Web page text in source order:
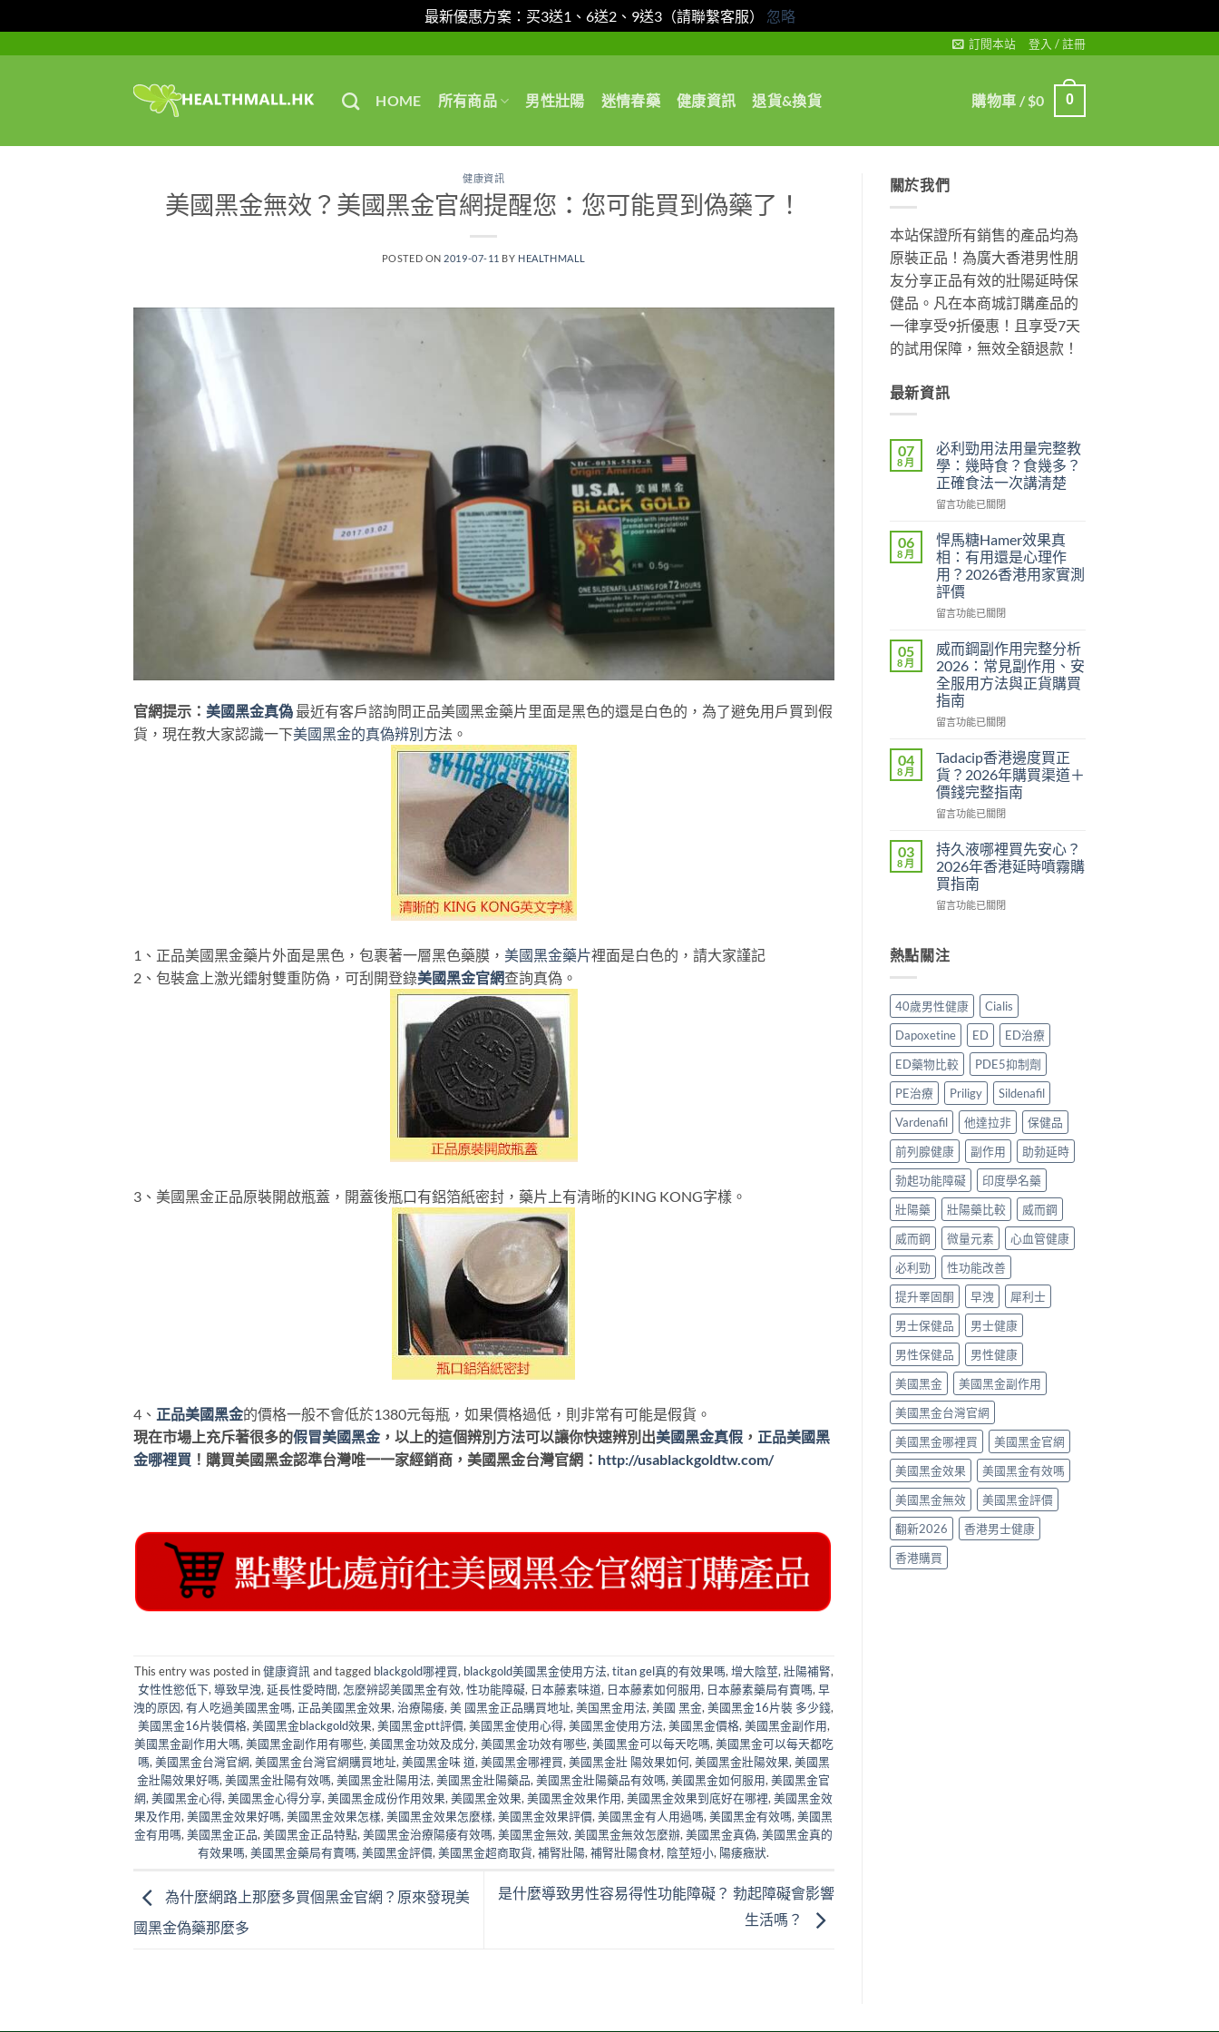
最新優惠方案：买3送1、6送2、9送3（請聯繫客服） 忽略
訂閱本站 登入 / 註冊
HOME 所有商品 男性壯陽 迷情春藥 健康資訊 退貨&換貨 購物車 /$0 0
健康資訊
美國黑金無效？美國黑金官網提醒您：您可能買到偽藥了！
POSTED ON 2019-07-11 BY HEALTHMALL
官網提示： 美國黑金真偽 最近有客戶諮詢問正品美國黑金藥片里面是黑色的還是白色的，為了避免用戶買到假
貨，現在教大家認識一下美國黑金的真偽辨別方法。
1、正品美國黑金藥片外面是黑色，包裹著一層黑色藥膜， 美國黑金藥片裡面是白色的，請大家謹記
2、包裝盒上激光鐳射雙重防偽，可刮開登錄美國黑金官網查詢真偽。
3、美國黑金正品原裝開啟瓶蓋，開蓋後瓶口有鋁箔紙密封，藥片上有清晰的KING KONG字樣。
4、 正品美國黑金的價格一般不會低於1380元每瓶，如果價格過低，則非常有可能是假貨。
現在市場上充斥著很多的假冒美國黑金 ，以上的這個辨別方法可以讓你快速辨別出美國黑金真假 ， 正品美國黑
金哪裡買 ！購買美國黑金認準台灣唯一一家經銷商，美國黑金台灣官網： http://usablackgoldtw.com/
This entry was posted in健康資訊and tagged blackgold哪裡買, blackgold美國黑金使用方法,titan gel真的有效果嗎,增大陰莖,壯陽補腎,
女性性慾低下,導致早洩,延長性愛時間, 怎麼辨認美國黑金有效,性功能障礙, 日本藤素味道, 日本藤素如何服用, 日本藤素藥局有賣嗎,早
洩的原因,有人吃過美國黑金嗎, 正品美國黑金效果,治療陽痿,美 國黑金正品購買地址,美国黑金用法,美國 黑金,美國黑金16片裝 多少錢,
美國黑金16片裝價格,美國黑金blackgold效果,美國黑金ptt評價,美國黑金使用心得,美國黑金使用方法,美國黑金價格,美國黑金副作用,
美國黑金副作用大嗎,美國黑金副作用有哪些,美國黑金功效及成分,美國黑金功效有哪些,美國黑金可以每天吃嗎,美國黑金可以每天都吃
嗎,美國黑金台灣官網,美國黑金台灣官網購買地址,美國黑金味 道,美國黑金哪裡買,美國黑金壯 陽效果如何,美國黑金壯陽效果,美國黑
金壯陽效果好嗎,美國黑金壯陽有效嗎,美國黑金壯陽用法,美國黑金壯陽藥品,美國黑金壯陽藥品有效嗎,美國黑金如何服用,美國黑金官
網,美國黑金心得,美國黑金心得分享,美國黑金成份作用效果,美國黑金效果,美國黑金效果作用,美國黑金效果到底好在哪裡,美國黑金效
果及作用,美國黑金效果好嗎,美國黑金效果怎樣,美國黑金效果怎麼樣,美國黑金效果評價,美國黑金有人用過嗎,美國黑金有效嗎,美國黑
金有用嗎,美國黑金正品,美國黑金正品特點,美國黑金治療陽痿有效嗎,美國黑金無效,美國黑金無效怎麼辦,美國黑金真偽,美國黑金真的
有效果嗎,美國黑金藥局有賣嗎,美國黑金評價,美國黑金超商取貨,補腎壯陽,補腎壯陽食材, 陰莖短小, 陽痿癥狀.
為什麼網路上那麼多買個黑金官網？原來發現美
國黑金偽藥那麼多
是什麼導致男性容易得性功能障礙？ 勃起障礙會影響
生活嗎？
關於我們
本站保證所有銷售的產品均為
原裝正品！為廣大香港男性朋
友分享正品有效的壯陽延時保
健品。凡在本商城訂購產品的
一律享受9折優惠！且享受7天
的試用保障，無效全額退款！
最新資訊
07
8 月
必利勁用法用量完整教
學：幾時食？食幾多？
正確食法一次講清楚
在
利
勁
用
法
用
量
整
教
學：
幾
時
食？
多？
正
確
食
一
次
講
清
楚〉
留言功能已關閉
06
8 月
悍馬糖Hamer效果真
相：有用還是心理作
用？2026香港用家實測
評價
在
馬
糖
Hamer
效
果
真
有
用
還
是
心
作
用？
2026
香
港
實
價〉
中
留言功能已關閉
05
8 月
威而鋼副作用完整分析
2026：常見副作用、安
全服用方法與正貨購買
指南
在
而
鋼
副
作
用
整
分
析
2026：
常
作
全
服
用
方
法
與
貨
購
買
指
南〉
中
留言功能已關閉
04
8 月
Tadacip香港邊度買正
貨？2026年購買渠道＋
價錢完整指南
在
香
港
邊
度
買
2026
買
渠
道
＋
價
錢
整
指
南〉
中
留言功能已關閉
03
8 月
持久液哪裡買先安心？
2026年香港延時噴霧購
買指南
在
液
哪
買
先
安
心？
2026
年
港
延
時
噴
霧
購
買
南〉
留言功能已關閉
熱點關注
40歲男性健康
Cialis
Dapoxetine
ED
ED治療
ED藥物比較
PDE5抑制劑
PE治療
Priligy
Sildenafil
Vardenafil
他達拉非
保健品
前列腺健康
副作用
助勃延時
勃起功能障礙
印度學名藥
壯陽藥
壯陽藥比較
威而鋼
威而鋼
微量元素
心血管健康
必利勁
性功能改善
提升睪固酮
早洩
犀利士
男士保健品
男士健康
男性保健品
男性健康
美國黑金
美國黑金副作用
美國黑金台灣官網
美國黑金哪裡買
美國黑金官網
美國黑金效果
美國黑金有效嗎
美國黑金無效
美國黑金評價
翻新2026
香港男士健康
香港購買